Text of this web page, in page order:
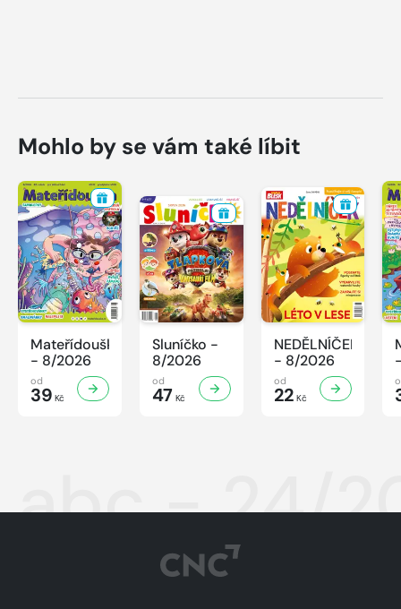
Mohlo by se vám také líbit
Mateřídouška
- 8/2026
od
39 Kč
Sluníčko -
8/2026
od
47 Kč
NEDĚLNÍČEK
- 8/2026
od
22 Kč
abc - 24/